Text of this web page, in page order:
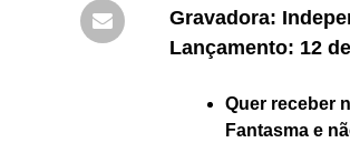
Gravadora:
Lançamento: 12
Quer receber
Fantasma e